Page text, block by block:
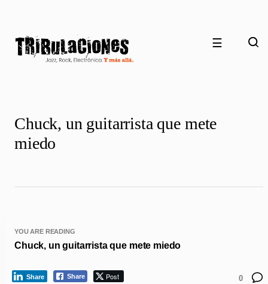
☰
Chuck, un guitarrista que mete
miedo
YOU ARE READING
Chuck, un guitarrista que mete miedo
Share Post
Share 0